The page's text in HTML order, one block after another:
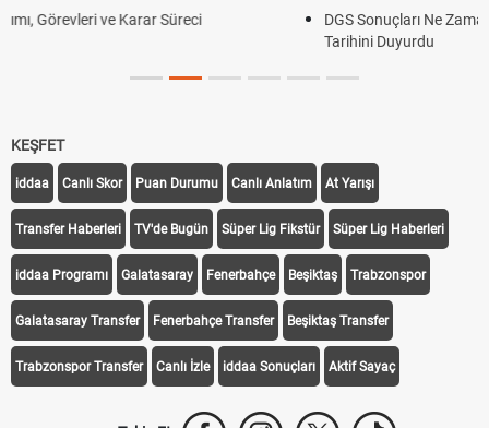
DGS Sonuçları Ne Zaman Açıklanacak 2026? ÖSYM Sonuç
KEŞFET
iddaa Canlı Skor Puan Durumu Canlı Anlatım At Yarışı
Transfer Haberleri TV'de Bugün Süper Lig Fikstür Süper Lig Haberleri
iddaa Programı Galatasaray Fenerbahçe Beşiktaş Trabzonspor
Galatasaray Transfer Fenerbahçe Transfer Beşiktaş Transfer
Trabzonspor Transfer Canlı İzle iddaa Sonuçları Aktif Sayaç